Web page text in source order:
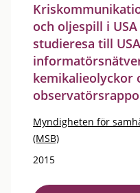
och oljespill i
studieresa till
kemikalieolyckor
Myndigheten för
(MSB)
2015